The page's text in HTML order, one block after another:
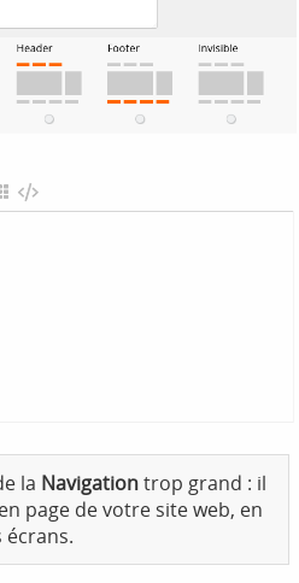
la Navigationtrop grand : il
page de votre site web, en